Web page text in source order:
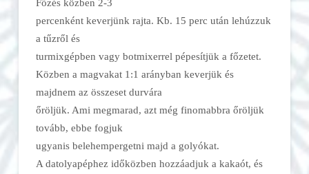
percenként keverjünk rajta. Kb. 15 perc után lehúzzuk
a tűzről és
turmixgépben vagy botmixerrel pépesítjük a főzetet.
Közben a magvakat 1:1 arányban keverjük és
majdnem az összeset durvára
őröljük. Ami megmarad, azt még finomabbra őröljük
tovább, ebbe fogjuk
ugyanis belehempergetni majd a golyókat.
A datolyapéphez időközben hozzáadjuk a kakaót, és